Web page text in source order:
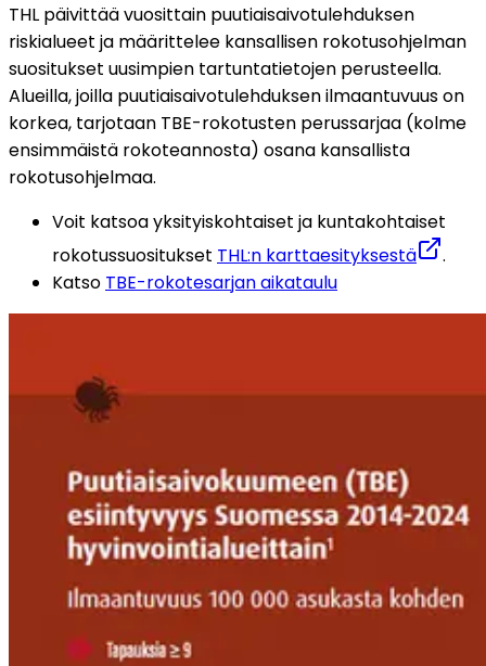
THL päivittää vuosittain puutiaisaivotulehduksen
riskialueet ja määrittelee kansallisen rokotusohjelman
suositukset uusimpien tartuntatietojen perusteella.
Alueilla, joilla puutiaisaivotulehduksen ilmaantuvuus on
korkea, tarjotaan TBE-rokotusten perussarjaa (kolme
ensimmäistä rokoteannosta) osana kansallista
rokotusohjelmaa.
Voit katsoa yksityiskohtaiset ja kuntakohtaiset
rokotussuositukset THL:n karttaesityksestä
.
Katso TBE-rokotesarjan aikataulu